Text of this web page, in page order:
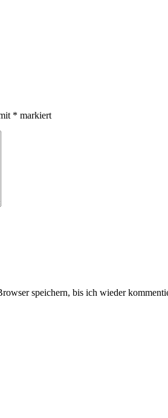
* markiert
speichern, bis ich wieder